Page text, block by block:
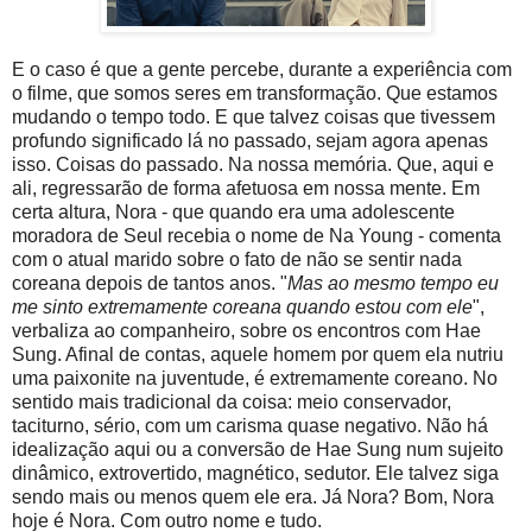
E o caso é que a gente percebe, durante a experiência com
o filme, que somos seres em transformação. Que estamos
mudando o tempo todo. E que talvez coisas que tivessem
profundo significado lá no passado, sejam agora apenas
isso. Coisas do passado. Na nossa memória. Que, aqui e
ali, regressarão de forma afetuosa em nossa mente. Em
certa altura, Nora - que quando era uma adolescente
moradora de Seul recebia o nome de Na Young - comenta
com o atual marido sobre o fato de não se sentir nada
coreana depois de tantos anos. "Mas ao mesmo tempo eu
me sinto extremamente coreana quando estou com ele",
verbaliza ao companheiro, sobre os encontros com Hae
Sung. Afinal de contas, aquele homem por quem ela nutriu
uma paixonite na juventude, é extremamente coreano. No
sentido mais tradicional da coisa: meio conservador,
taciturno, sério, com um carisma quase negativo. Não há
idealização aqui ou a conversão de Hae Sung num sujeito
dinâmico, extrovertido, magnético, sedutor. Ele talvez siga
sendo mais ou menos quem ele era. Já Nora? Bom, Nora
hoje é Nora. Com outro nome e tudo.